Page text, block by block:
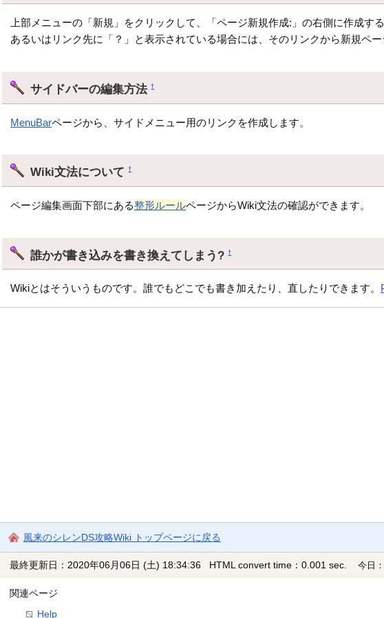
上部メニューの「新規」をクリックして、「ページ新規作成:」の右側に作成
あるいはリンク先に「？」と表示されている場合には、そのリンクから新規ペー
サイドバーの編集方法†
MenuBarページから、サイドメニュー用のリンクを作成します。
Wiki文法について†
ページ編集画面下部にある整形ルールページからWiki文法の確認ができます。
誰かが書き込みを書き換えてしまう?†
Wikiとはそういうものです。誰でもどこでも書き加えたり、直したりできます。
風来のシレンDS攻略Wiki トップページに戻る
最終更新日：2020年06月06日 (土) 18:34:36 HTML convert time：0.001 sec. 今日
関連ページ
Help